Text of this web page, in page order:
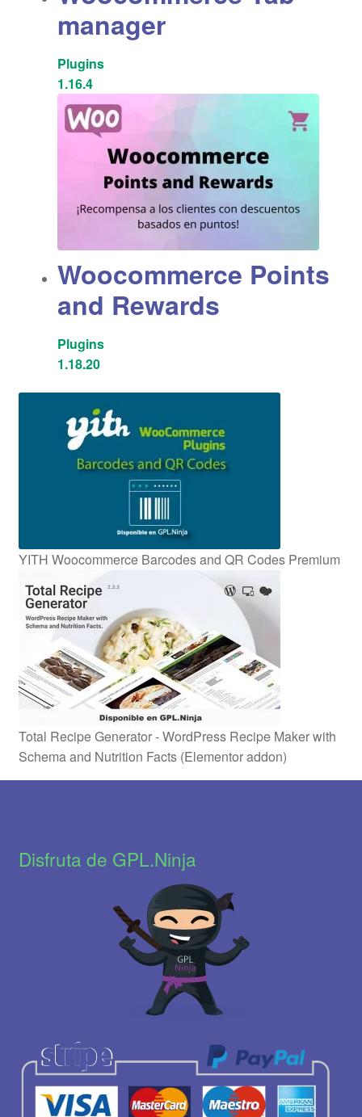
manager
Plugins
1.16.4
Woocommerce Points
and Rewards
Plugins
1.18.20
YITH Woocommerce Barcodes and QR Codes Premium
Total Recipe Generator - WordPress Recipe Maker with
Schema and Nutrition Facts (Elementor addon)
Disfruta de GPL.Ninja